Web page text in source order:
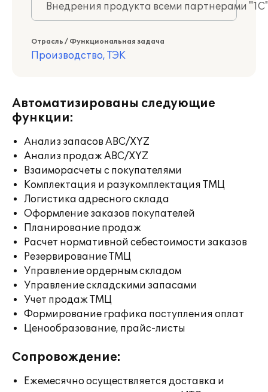
Внедрения продукта всеми партнерами
Отрасль / Функциональная задача
Производство, ТЭК
Автоматизированы следующие
функции:
Анализ запасов ABC/XYZ
Анализ продаж ABC/XYZ
Взаиморасчеты с покупателями
Комплектация и разукомплектация ТМЦ
Логистика адресного склада
Оформление заказов покупателей
Планирование продаж
Расчет нормативной себестоимости заказов
Резервирование ТМЦ
Управление ордерным складом
Управление складскими запасами
Учет продаж ТМЦ
Формирование графика поступления оплат
Ценообразование, прайс-листы
Сопровождение:
Ежемесячно осуществляется доставка и